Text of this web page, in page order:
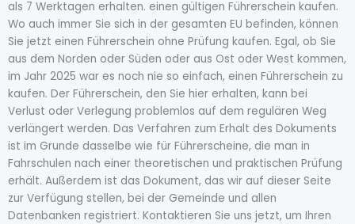
als 7 Werktagen erhalten. einen gültigen Führerschein kaufen.
Wo auch immer Sie sich in der gesamten EU befinden, können
Sie jetzt einen Führerschein ohne Prüfung kaufen. Egal, ob Sie
aus dem Norden oder Süden oder aus Ost oder West kommen,
im Jahr 2025 war es noch nie so einfach, einen Führerschein zu
kaufen. Der Führerschein, den Sie hier erhalten, kann bei
Verlust oder Verlegung problemlos auf dem regulären Weg
verlängert werden. Das Verfahren zum Erhalt des Dokuments
ist im Grunde dasselbe wie für Führerscheine, die man in
Fahrschulen nach einer theoretischen und praktischen Prüfung
erhält. Außerdem ist das Dokument, das wir auf dieser Seite
zur Verfügung stellen, bei der Gemeinde und allen
Datenbanken registriert. Kontaktieren Sie uns jetzt, um Ihren